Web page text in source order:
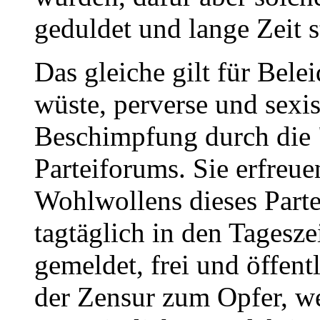
geduldet und lange Zeit
Das gleiche gilt für
wüste, perverse und
Beschimpfung durch die
Parteiforums. Sie
Wohlwollens dieses
tagtäglich in den
gemeldet, frei und
der Zensur zum Opfer,